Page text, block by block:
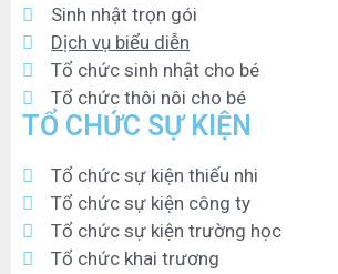
Sinh nhật trọn gói
Dịch vụ biểu diễn
Tổ chức sinh nhật cho bé
Tổ chức thôi nôi cho bé
TỔ CHỨC SỰ KIỆN
Tổ chức sự kiện thiếu nhi
Tổ chức sự kiện công ty
Tổ chức sự kiện trường học
Tổ chức khai trương